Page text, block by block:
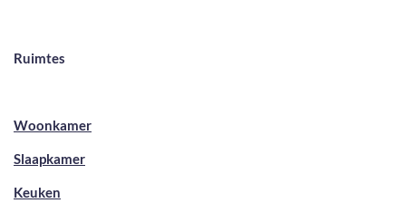
Ruimtes
Woonkamer
Slaapkamer
Keuken